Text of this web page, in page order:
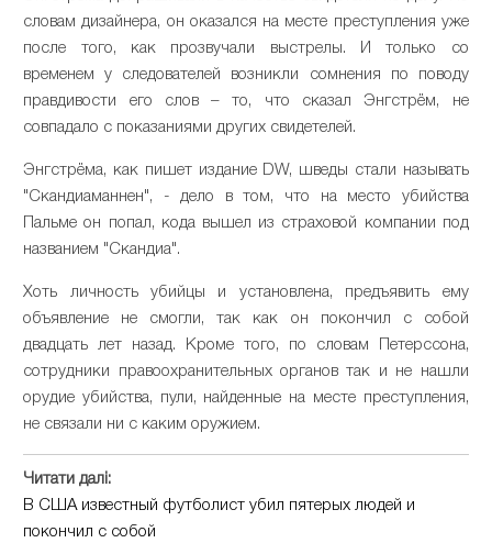
словам дизайнера, он оказался на месте преступления уже
после того, как прозвучали выстрелы. И только со
временем у следователей возникли сомнения по поводу
правдивости его слов – то, что сказал Энгстрём, не
совпадало с показаниями других свидетелей.
Энгстрёма, как пишет издание DW, шведы стали называть
"Скандиаманнен", - дело в том, что на место убийства
Пальме он попал, кода вышел из страховой компании под
названием "Скандиа".
Хоть личность убийцы и установлена, предъявить ему
объявление не смогли, так как он покончил с собой
двадцать лет назад. Кроме того, по словам Петерссона,
сотрудники правоохранительных органов так и не нашли
орудие убийства, пули, найденные на месте преступления,
не связали ни с каким оружием.
Читати далі:
В США известный футболист убил пятерых людей и
покончил с собой